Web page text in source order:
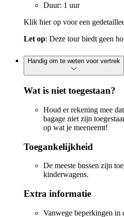
Duur: 1 uur
Klik hier op voor een
Let op: Deze tour biedt geen
Handig om te weten voor vertrek
Wat is niet toegestaan?
Houd er rekening mee
bagage niet zijn
op wat je meeneemt!
Toegankelijkheid
De meeste bussen zijn
kinderwagens.
Extra informatie
Vanwege beperkingen in